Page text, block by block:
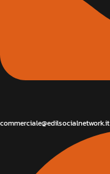
commerciale@edilsocialnetwork.it